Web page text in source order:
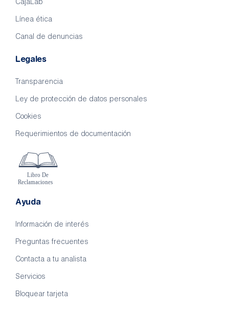
CajaLab
Línea ética
Canal de denuncias
Legales
Transparencia
Ley de protección de datos personales
Cookies
Requerimientos de documentación
Ayuda
Información de interés
Preguntas frecuentes
Contacta a tu analista
Servicios
Bloquear tarjeta